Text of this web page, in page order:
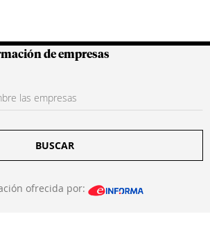
Colombianas
de empresas
BUSCAR
ofrecida por: